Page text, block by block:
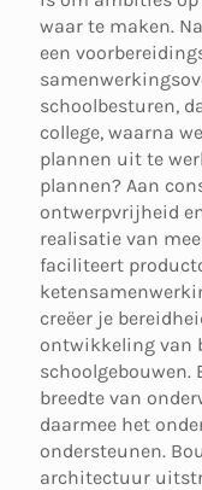
waar te maken.
een
schoolbesturen,
college, waarna
plannen uit te
plannen? Aan
ontwerpvrijheid
realisatie van
faciliteert
creëer je
ontwikkeling van
schoolgebouwen.
breedte van
daarmee het
ondersteunen.
architectuur